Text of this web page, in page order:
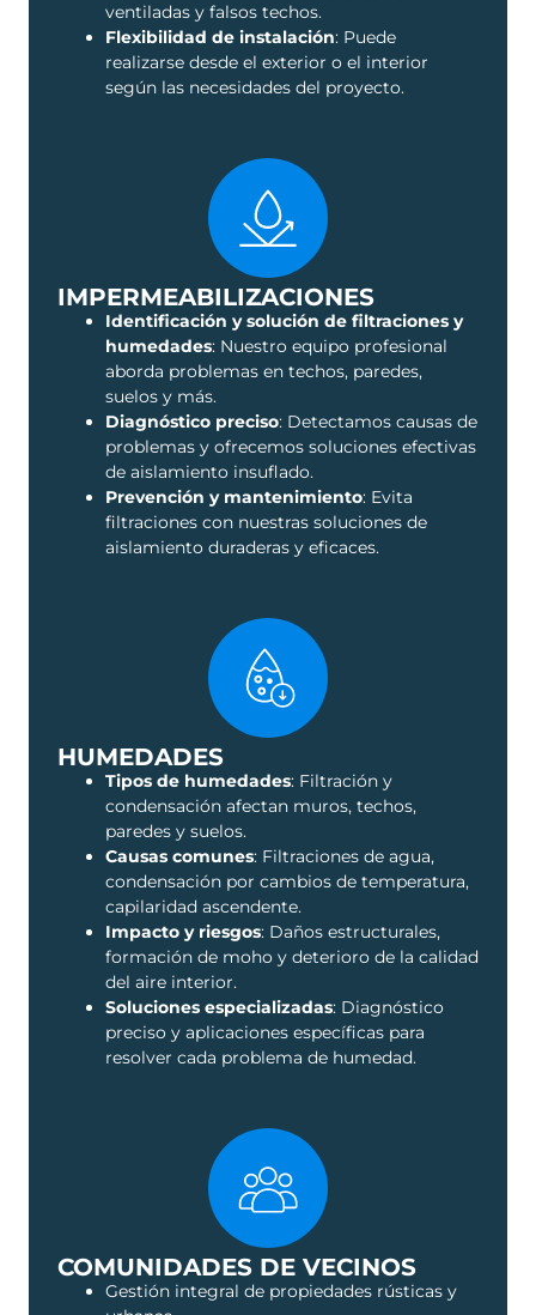
ventiladas y falsos techos.
Flexibilidad de instalación: Puede
realizarse desde el exterior o el interior
según las necesidades del proyecto.
IMPERMEABILIZACIONES
Identificación y solución de filtraciones y
humedades: Nuestro equipo profesional
aborda problemas en techos, paredes,
suelos y más.
Diagnóstico preciso: Detectamos causas de
problemas y ofrecemos soluciones efectivas
de aislamiento insuflado.
Prevención y mantenimiento: Evita
filtraciones con nuestras soluciones de
aislamiento duraderas y eficaces.
HUMEDADES
Tipos de humedades: Filtración y
condensación afectan muros, techos,
paredes y suelos.
Causas comunes: Filtraciones de agua,
condensación por cambios de temperatura,
capilaridad ascendente.
Impacto y riesgos: Daños estructurales,
formación de moho y deterioro de la calidad
del aire interior.
Soluciones especializadas: Diagnóstico
preciso y aplicaciones específicas para
resolver cada problema de humedad.
COMUNIDADES DE VECINOS
Gestión integral de propiedades rústicas y